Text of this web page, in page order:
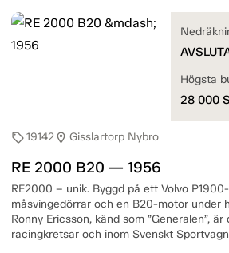
sell19142location_on Gisslartorp Nybro
RE 2000 B20 — 1956
RE2000 – unik. Byggd på ett Volvo
måsvingedörrar och en B20-motor under
Ronny Ericsson, känd som ”Generalen”,
racingkretsar och inom Svenskt
Högsta
28 000